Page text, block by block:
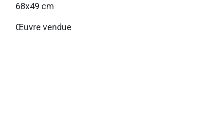
68x49 cm
Œuvre vendue